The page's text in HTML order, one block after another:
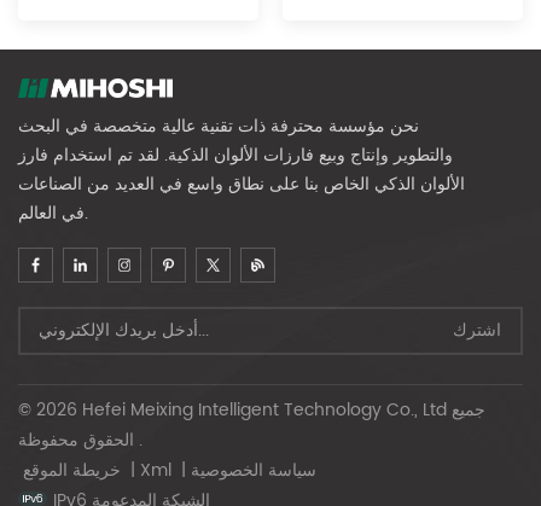
نحن مؤسسة محترفة ذات تقنية عالية متخصصة في البحث
والتطوير وإنتاج وبيع فارزات الألوان الذكية. لقد تم استخدام فارز
الألوان الذكي الخاص بنا على نطاق واسع في العديد من الصناعات
في العالم.
© 2026 Hefei Meixing Intelligent Technology Co., Ltd جميع
الحقوق محفوظة .
| Xml | سياسة الخصوصية
IPv6 الشبكة المدعومة